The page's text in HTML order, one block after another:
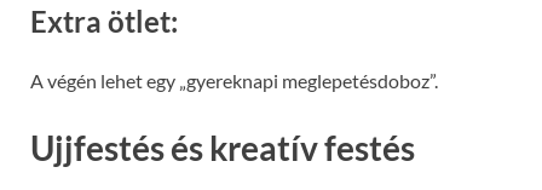
Extra ötlet:
A végén lehet egy „gyereknapi meglepetésdoboz”.
Ujjfestés és kreatív festés